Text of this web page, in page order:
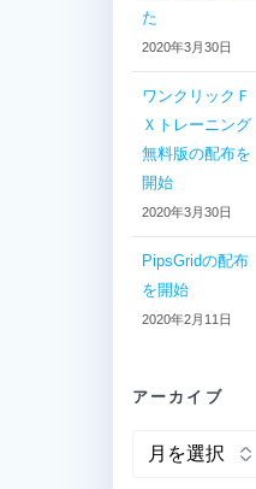
た
2020年3月30日
ワンクリックＦ
Ｘトレーニング
無料版の配布を
開始
2020年3月30日
PipsGridの配布
を開始
2020年2月11日
アーカイブ